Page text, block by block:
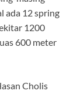
ada 12 spring
1200
600 meter
Cholis